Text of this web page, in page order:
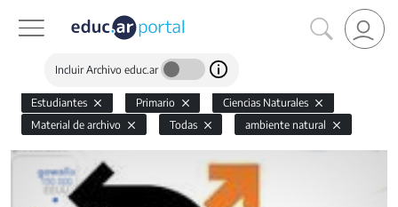
Incluir Archivo educ.ar
Estudiantes Primario
Ciencias Naturales
Material de archivo
Todas ambiente natural